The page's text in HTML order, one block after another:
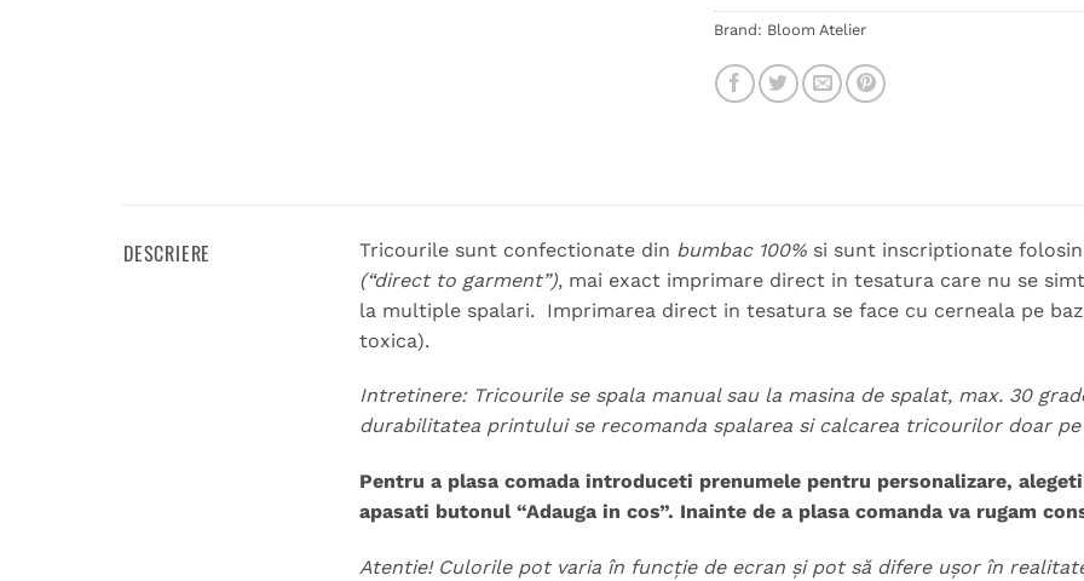
Brand: Bloom Atelier
DESCRIERE Tricourile sunt confectionate din bumbac 100% si sunt inscriptionate
(“direct to garment”), mai exact imprimare direct in tesatura care nu se
la multiple spalari. Imprimarea direct in tesatura se face cu cerneala pe
toxica).
Intretinere: Tricourile se spala manual sau la masina de spalat, max. 30
durabilitatea printului se recomanda spalarea si calcarea tricourilor doar
Pentru a plasa comada introduceti prenumele pentru personalizare,
apasati butonul “Adauga in cos”. Inainte de a plasa comanda va rugam
Atentie! Culorile pot varia în funcție de ecran și pot să difere ușor în